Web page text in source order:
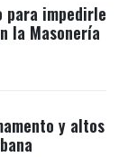
para impedirle
la Masonería
y altos